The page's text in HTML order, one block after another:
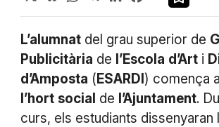
L’alumnatdel grau superior de
Publicitària de l’Escola d’Arti
d’Amposta (ESARDI ) comença
l’hort social de l’Ajuntament.
curs, els estudiants dissenyaran